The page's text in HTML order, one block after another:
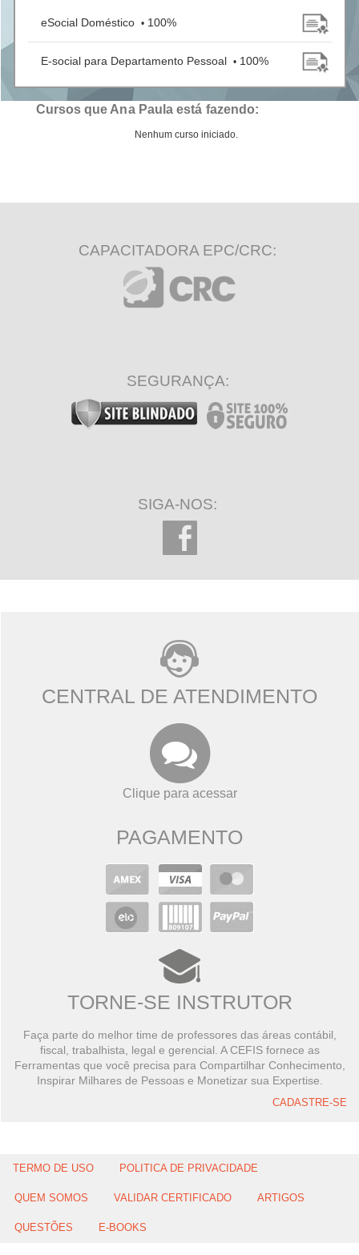
eSocial Doméstico • 100%
E-social para Departamento Pessoal • 100%
Cursos que Ana Paula está fazendo:
Nenhum curso iniciado.
CAPACITADORA EPC/CRC:
SEGURANÇA:
SIGA-NOS:
CENTRAL DE ATENDIMENTO
Clique para acessar
PAGAMENTO
TORNE-SE INSTRUTOR
Faça parte do melhor time de professores das áreas contábil,
fiscal, trabalhista, legal e gerencial. A CEFIS fornece as
Ferramentas que você precisa para Compartilhar Conhecimento,
Inspirar Milhares de Pessoas e Monetizar sua Expertise.
CADASTRE-SE
TERMO DE USO POLITICA DE PRIVACIDADE
QUEM SOMOS VALIDAR CERTIFICADO ARTIGOS
QUESTÕES E-BOOKS